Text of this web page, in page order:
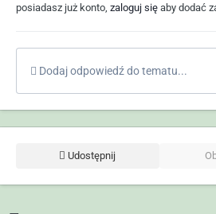
posiadasz już konto, zaloguj się aby dodać
Dodaj odpowiedź do tematu...
Udostępnij